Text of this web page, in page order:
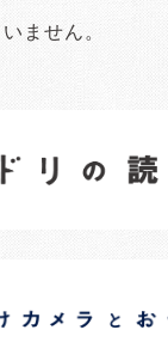
ません。
更新中です。
更新中です。